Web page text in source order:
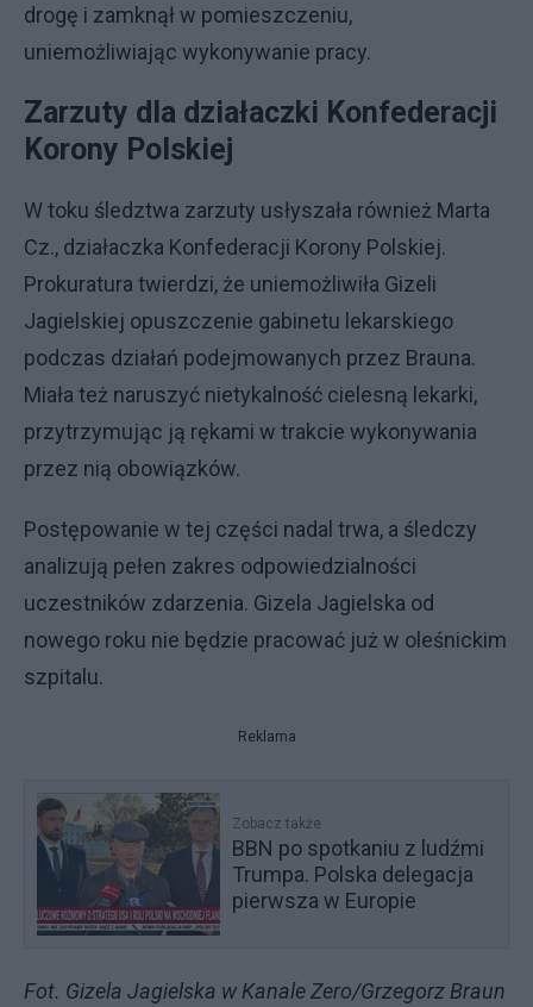
drogę i zamknął w pomieszczeniu,
uniemożliwiając wykonywanie pracy.
Zarzuty dla działaczki Konfederacji
Korony Polskiej
W toku śledztwa zarzuty usłyszała również Marta
Cz., działaczka Konfederacji Korony Polskiej.
Prokuratura twierdzi, że uniemożliwiła Gizeli
Jagielskiej opuszczenie gabinetu lekarskiego
podczas działań podejmowanych przez Brauna.
Miała też naruszyć nietykalność cielesną lekarki,
przytrzymując ją rękami w trakcie wykonywania
przez nią obowiązków.
Postępowanie w tej części nadal trwa, a śledczy
analizują pełen zakres odpowiedzialności
uczestników zdarzenia. Gizela Jagielska od
nowego roku nie będzie pracować już w oleśnickim
szpitalu.
Reklama
Zobacz także
BBN po spotkaniu z ludźmi
Trumpa. Polska delegacja
pierwsza w Europie
Fot. Gizela Jagielska w Kanale Zero/Grzegorz Braun